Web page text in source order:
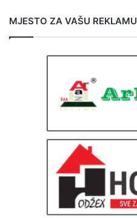
MJESTO ZA VAŠU REKLAMU